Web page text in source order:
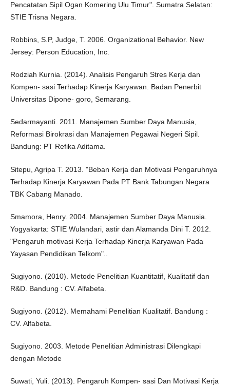
Pencatatan Sipil Ogan Komering Ulu Timur". Sumatra Selatan:
STIE Trisna Negara.
Robbins, S.P, Judge, T. 2006. Organizational Behavior. New
Jersey: Person Education, Inc.
Rodziah Kurnia. (2014). Analisis Pengaruh Stres Kerja dan
Kompen- sasi Terhadap Kinerja Karyawan. Badan Penerbit
Universitas Dipone- goro, Semarang.
Sedarmayanti. 2011. Manajemen Sumber Daya Manusia,
Reformasi Birokrasi dan Manajemen Pegawai Negeri Sipil.
Bandung: PT Refika Aditama.
Sitepu, Agripa T. 2013. "Beban Kerja dan Motivasi Pengaruhnya
Terhadap Kinerja Karyawan Pada PT Bank Tabungan Negara
TBK Cabang Manado.
Smamora, Henry. 2004. Manajemen Sumber Daya Manusia.
Yogyakarta: STIE Wulandari, astir dan Alamanda Dini T. 2012.
"Pengaruh motivasi Kerja Terhadap Kinerja Karyawan Pada
Yayasan Pendidikan Telkom"..
Sugiyono. (2010). Metode Penelitian Kuantitatif, Kualitatif dan
R&D. Bandung : CV. Alfabeta.
Sugiyono. (2012). Memahami Penelitian Kualitatif. Bandung :
CV. Alfabeta.
Sugiyono. 2003. Metode Penelitian Administrasi Dilengkapi
dengan Metode
Suwati, Yuli. (2013). Pengaruh Kompen- sasi Dan Motivasi Kerja